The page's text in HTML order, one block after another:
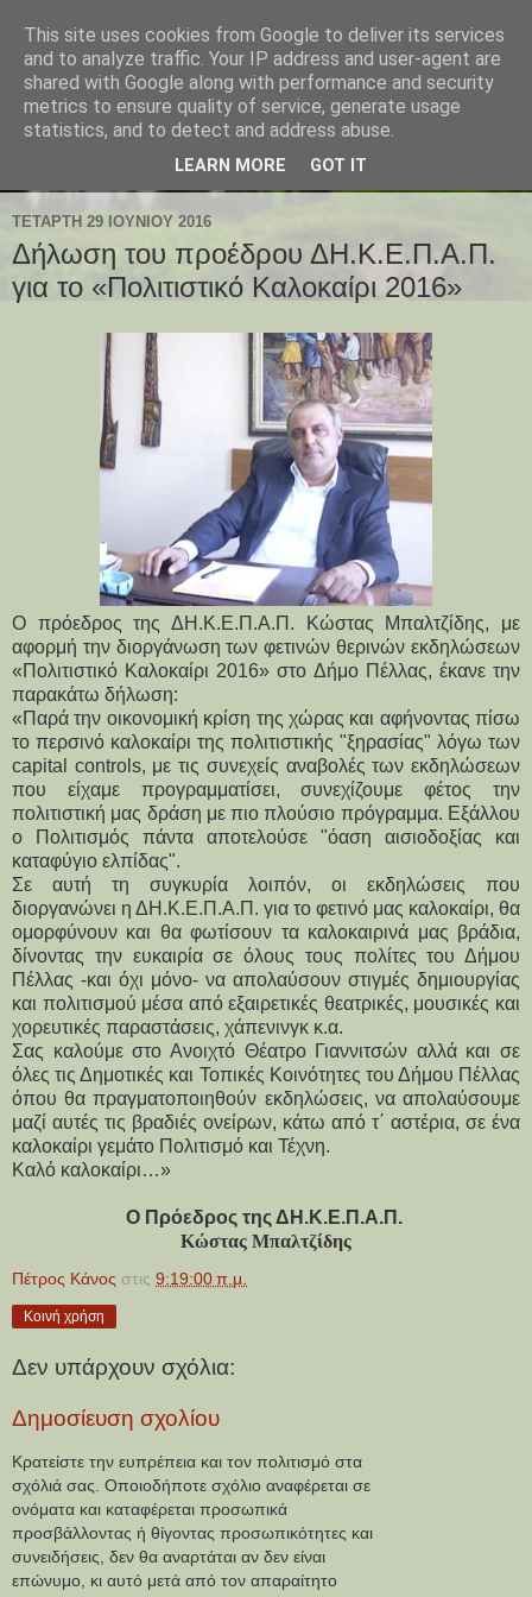
ΤΕΤΆΡΤΗ 29 ΙΟΥΝΊΟΥ 2016
Δήλωση του προέδρου ΔΗ.Κ.Ε.Π.Α.Π.
για το «Πολιτιστικό Καλοκαίρι 2016»
Ο πρόεδρος της ΔΗ.Κ.Ε.Π.Α.Π. Κώστας Μπαλτζίδης, με
αφορμή την διοργάνωση των φετινών θερινών εκδηλώσεων
«Πολιτιστικό Καλοκαίρι 2016» στο Δήμο Πέλλας, έκανε την
παρακάτω δήλωση:
«Παρά την οικονομική κρίση της χώρας και αφήνοντας πίσω
το περσινό καλοκαίρι της πολιτιστικής "ξηρασίας" λόγω των
capital
controls, με τις συνεχείς αναβολές των εκδηλώσεων
που είχαμε προγραμματίσει, συνεχίζουμε φέτος την
πολιτιστική μας δράση με πιο πλούσιο πρόγραμμα. Εξάλλου
ο Πολιτισμός πάντα αποτελούσε "όαση αισιοδοξίας και
καταφύγιο ελπίδας".
Σε αυτή τη συγκυρία λοιπόν, οι εκδηλώσεις που
διοργανώνει η ΔΗ.Κ.Ε.Π.Α.Π. για το φετινό μας καλοκαίρι, θα
ομορφύνουν και θα φωτίσουν τα καλοκαιρινά μας βράδια,
δίνοντας την ευκαιρία σε όλους τους πολίτες του Δήμου
Πέλλας -και όχι μόνο- να απολαύσουν στιγμές δημιουργίας
και πολιτισμού μέσα από εξαιρετικές θεατρικές, μουσικές και
χορευτικές παραστάσεις, χάπενινγκ κ.α.
Σας καλούμε στο Ανοιχτό Θέατρο Γιαννιτσών αλλά και σε
όλες τις Δημοτικές και Τοπικές Κοινότητες του Δήμου Πέλλας
όπου θα πραγματοποιηθούν εκδηλώσεις, να απολαύσουμε
μαζί αυτές τις βραδιές ονείρων, κάτω από τ΄ αστέρια, σε ένα
καλοκαίρι γεμάτο Πολιτισμό και Τέχνη.
Καλό καλοκαίρι…»
Ο Πρόεδρος της ΔΗ.Κ.Ε.Π.Α.Π.
Κώστας Μπαλτζίδης
Πέτρος Κάνος στις 9:19:00 π.μ.
Κοινή χρήση
Δεν υπάρχουν σχόλια:
Δημοσίευση σχολίου
Κρατείστε την ευπρέπεια και τον πολιτισμό στα
σχόλιά σας. Οποιοδήποτε σχόλιο αναφέρεται σε
ονόματα και καταφέρεται προσωπικά
προσβάλλοντας ή θίγοντας προσωπικότητες και
συνειδήσεις, δεν θα αναρτάται αν δεν είναι
επώνυμο, κι αυτό μετά από τον απαραίτητο
This site uses cookies from Google to deliver its services
and to analyze traffic. Your IP address and user-agent are
shared with Google along with performance and security
metrics to ensure quality of service, generate usage
statistics, and to detect and address abuse.
LEARN MORE GOT IT